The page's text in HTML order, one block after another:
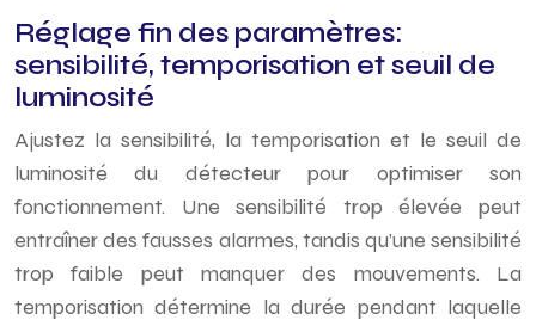
Réglage fin des paramètres:
sensibilité, temporisation et seuil de
luminosité
Ajustez la sensibilité, la temporisation et le seuil de
luminosité du détecteur pour optimiser son
fonctionnement. Une sensibilité trop élevée peut
entraîner des fausses alarmes, tandis qu’une sensibilité
trop faible peut manquer des mouvements. La
temporisation détermine la durée pendant laquelle